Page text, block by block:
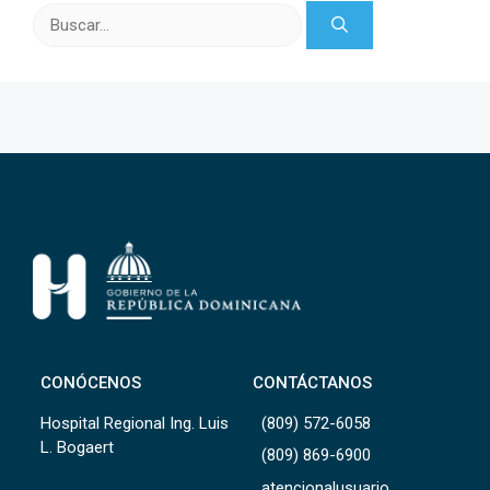
CONÓCENOS
Hospital Regional Ing. Luis
L. Bogaert
CONTÁCTANOS
(809) 572-6058
(809) 869-6900